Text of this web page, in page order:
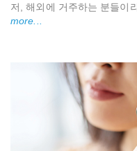
저, 해외에 거주하는 분들이
more...